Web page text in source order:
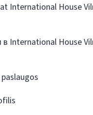
International House
в International House